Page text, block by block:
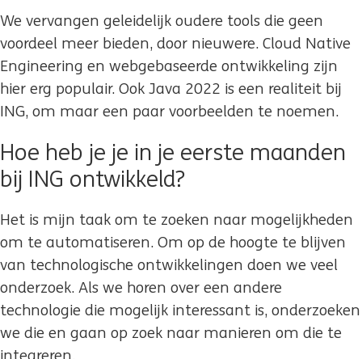
We vervangen geleidelijk oudere tools die geen
voordeel meer bieden, door nieuwere. Cloud Native
Engineering en webgebaseerde ontwikkeling zijn
hier erg populair. Ook Java 2022 is een realiteit bij
ING, om maar een paar voorbeelden te noemen.
Hoe heb je je in je eerste maanden
bij ING ontwikkeld?
Het is mijn taak om te zoeken naar mogelijkheden
om te automatiseren. Om op de hoogte te blijven
van technologische ontwikkelingen doen we veel
onderzoek. Als we horen over een andere
technologie die mogelijk interessant is, onderzoeken
we die en gaan op zoek naar manieren om die te